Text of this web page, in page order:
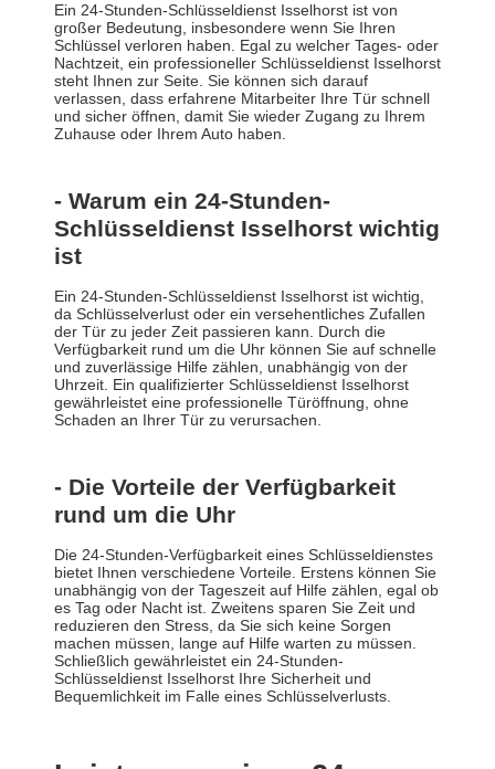
Ein 24-Stunden-Schlüsseldienst Isselhorst ist von
großer Bedeutung, insbesondere wenn Sie Ihren
Schlüssel verloren haben. Egal zu welcher Tages- oder
Nachtzeit, ein professioneller Schlüsseldienst Isselhorst
steht Ihnen zur Seite. Sie können sich darauf
verlassen, dass erfahrene Mitarbeiter Ihre Tür schnell
und sicher öffnen, damit Sie wieder Zugang zu Ihrem
Zuhause oder Ihrem Auto haben.
- Warum ein 24-Stunden-
Schlüsseldienst Isselhorst wichtig
ist
Ein 24-Stunden-Schlüsseldienst Isselhorst ist wichtig,
da Schlüsselverlust oder ein versehentliches Zufallen
der Tür zu jeder Zeit passieren kann. Durch die
Verfügbarkeit rund um die Uhr können Sie auf schnelle
und zuverlässige Hilfe zählen, unabhängig von der
Uhrzeit. Ein qualifizierter Schlüsseldienst Isselhorst
gewährleistet eine professionelle Türöffnung, ohne
Schaden an Ihrer Tür zu verursachen.
- Die Vorteile der Verfügbarkeit
rund um die Uhr
Die 24-Stunden-Verfügbarkeit eines Schlüsseldienstes
bietet Ihnen verschiedene Vorteile. Erstens können Sie
unabhängig von der Tageszeit auf Hilfe zählen, egal ob
es Tag oder Nacht ist. Zweitens sparen Sie Zeit und
reduzieren den Stress, da Sie sich keine Sorgen
machen müssen, lange auf Hilfe warten zu müssen.
Schließlich gewährleistet ein 24-Stunden-
Schlüsseldienst Isselhorst Ihre Sicherheit und
Bequemlichkeit im Falle eines Schlüsselverlusts.